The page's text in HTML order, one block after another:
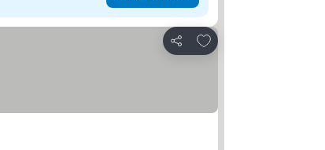
Partilhar
Adicionar aos